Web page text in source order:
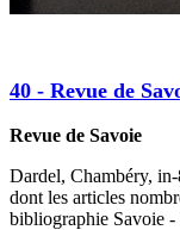
40 - Revue de
Revue de Savoie
Dardel, Chambéry,
dont les articles
bibliographie Savoie -